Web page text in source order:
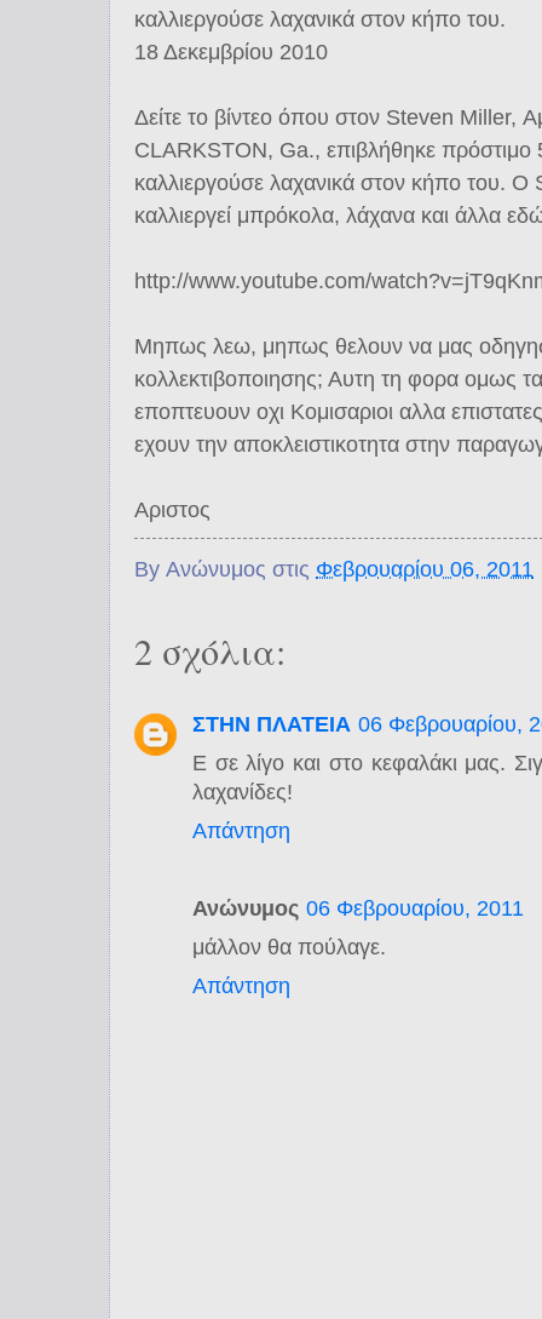
καλλιεργούσε λαχανικά στον κήπο του.
18 Δεκεμβρίου 2010
Δείτε το βίντεο όπου στον Steven Miller,
CLARKSTON, Ga., επιβλήθηκε πρόστιμο
καλλιεργούσε λαχανικά στον κήπο του. Ο
καλλιεργεί μπρόκολα, λάχανα και άλλα
http://www.youtube.com/
Μηπως λεω, μηπως θελουν να μας
κολλεκτιβοποιησης; Αυτη τη φορα ομως τα
εποπτευουν οχι Κομισαριοι αλλα
εχουν την αποκλειστικοτητα στην
Αριστος
By Ανώνυμος στις Φεβρουαρίου 06, 2011
2 σχόλια:
ΣΤΗΝ ΠΛΑΤΕΙΑ 06 Φεβρουαρίου,
Ε σε λίγο και στο κεφαλάκι μας.
λαχανίδες!
Απάντηση
Ανώνυμος 06 Φεβρουαρίου, 2011
μάλλον θα πούλαγε.
Απάντηση